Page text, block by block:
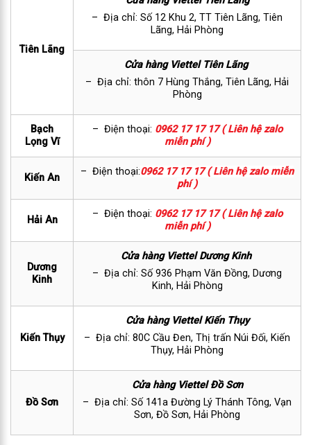
Tiên Lãng
– Địa chỉ: Số 12 Khu 2, TT Tiên Lãng, Tiên
Lãng, Hải Phòng
Cửa hàng Viettel Tiên Lãng
– Địa chỉ: thôn 7 Hùng Thắng, Tiên Lãng, Hải
Phòng
Bạch
Lọng Vĩ
– Điện thoại: 0962 17 17 17 ( Liên hệ zalo
miễn phí )
Kiến An
– Điện thoại:0962 17 17 17 ( Liên hệ zalo miễn
phí )
Hải An
– Điện thoại: 0962 17 17 17 ( Liên hệ zalo
miễn phí )
Dương
Kinh
Cửa hàng Viettel Dương Kinh
– Địa chỉ: Số 936 Phạm Văn Đồng, Dương
Kinh, Hải Phòng
Kiến Thụy
Cửa hàng Viettel Kiến Thụy
– Địa chỉ: 80C Cầu Đen, Thị trấn Núi Đối, Kiến
Thụy, Hải Phòng
Đồ Sơn
Cửa hàng Viettel Đồ Sơn
– Địa chỉ: Số 141a Đường Lý Thánh Tông, Vạn
Sơn, Đồ Sơn, Hải Phòng